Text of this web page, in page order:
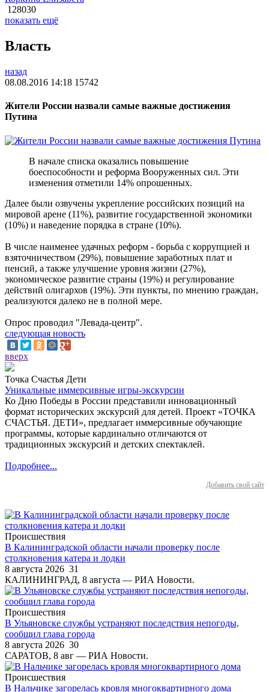
128030
показать ещё
Власть
назад
08.08.2016 14:18 15742
Жители России назвали самые важные достижения
Путина
В начале списка оказались повышение
боеспособности и реформа Вооруженных сил. Эти
изменения отметили 14% опрошенных.
Далее были озвучены укрепление российских позиций на
мировой арене (11%), развитие государственной экономики
(10%) и наведение порядка в стране (10%).
В числе наименее удачных реформ - борьба с коррупцией и
взяточничеством (29%), повышение заработных плат и
пенсий, а также улучшение уровня жизни (27%),
экономическое развитие страны (19%) и регулирование
действий олигархов (19%). Эти пункты, по мнению граждан,
реализуются далеко не в полной мере.
Опрос проводил "Левада-центр".
следующая новость
вверх
Точка Счастья Дети
Уникальные иммерсивные игры-экскурсии
Ко Дню Победы в России представили инновационный
формат исторических экскурсий для детей. Проект «ТОЧКА
СЧАСТЬЯ. ДЕТИ», предлагает иммерсивные обучающие
программы, которые кардинально отличаются от
традиционных экскурсий и детских спектаклей.
Подробнее...
Добавить свой сайт
Происшествия
В Калининградской области начали проверку после
столкновения катера и лодки
8 августа 2026 31
КАЛИНИНГРАД, 8 августа — РИА Новости.
Происшествия
В Ульяновске службы устраняют последствия непогоды,
сообщил глава города
8 августа 2026 30
САРАТОВ, 8 авг — РИА Новости.
Происшествия
В Нальчике загорелась кровля многоквартирного дома